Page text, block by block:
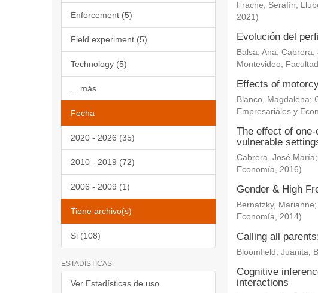
Enforcement (5)
Field experiment (5)
Technology (5)
... más
Fecha
2020 - 2026 (35)
2010 - 2019 (72)
2006 - 2009 (1)
Tiene archivo(s)
Si (108)
ESTADÍSTICAS
Ver Estadísticas de uso
Frache, Serafín;
2021)
Evolución del
Balsa, Ana; Cabrera,
Montevideo,
Effects of
Blanco, Magdalena;
Empresariales y
The effect of
vulnerable
Cabrera, José María;
Economía, 2016)
Gender & High
Bernatzky, Marianne;
Economía, 2014)
Calling all
Bloomfield, Juanita;
Cognitive
interactions